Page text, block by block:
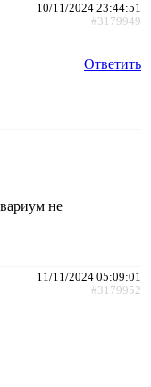
10/11/2024 23:44:51
#3179949
Ответить
не
11/11/2024 05:09:01
#3179952